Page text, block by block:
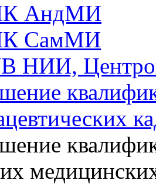
АндМИ
СамМИ
НИИ,